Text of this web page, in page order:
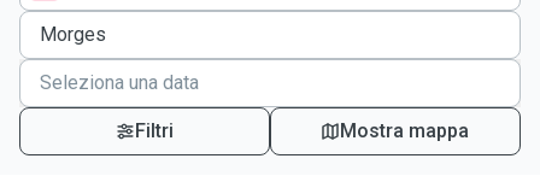
Filtri Mostra mappa